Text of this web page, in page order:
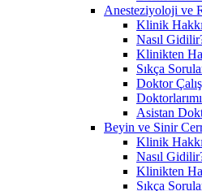
Anesteziyoloji ve
Klinik
Nasıl
Klinikten
Sıkça
Doktor
Asistan
Beyin ve Sinir
Klinik
Nasıl
Klinikten
Sıkça